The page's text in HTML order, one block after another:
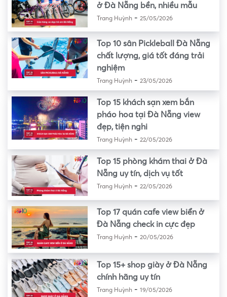
ở Đà Nẵng bền, nhiều mẫu
Trang Huỳnh- 25/05/2026
Top 10 sân Pickleball Đà Nẵng
chất lượng, giá tốt đáng trải
nghiệm
Trang Huỳnh- 23/05/2026
Top 15 khách sạn xem bắn
pháo hoa tại Đà Nẵng view
đẹp, tiện nghi
Trang Huỳnh- 22/05/2026
Top 15 phòng khám thai ở Đà
Nẵng uy tín, dịch vụ tốt
Trang Huỳnh- 22/05/2026
Top 17 quán cafe view biển ở
Đà Nẵng check in cực đẹp
Trang Huỳnh- 20/05/2026
Top 15+ shop giày ở Đà Nẵng
chính hãng uy tín
Trang Huỳnh- 19/05/2026